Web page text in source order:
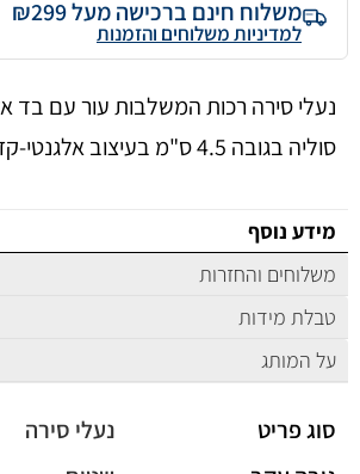
משלוח חינם ברכישה מעל ₪299
למדיניות משלוחים והזמנות
נעלי סירה רכות המשלבות עור עם בד
סוליה בגובה 4.5 ס"מ בעיצוב אלגנטי-קז'ואלי נקי
מידע נוסף
משלוחים והחזרות
טבלת מידות
על המותג
סוג פריט
נעלי סירה